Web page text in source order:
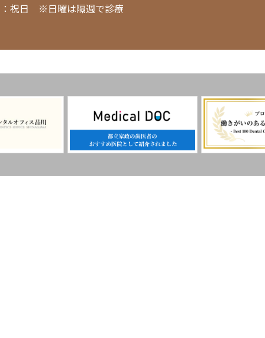
祝日 ※日曜は隔週で診療